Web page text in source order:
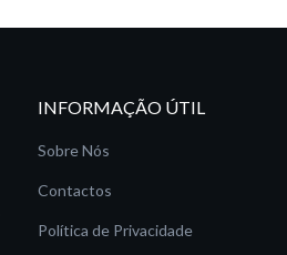
INFORMAÇÃO ÚTIL
Sobre Nós
Contactos
Política de Privacidade